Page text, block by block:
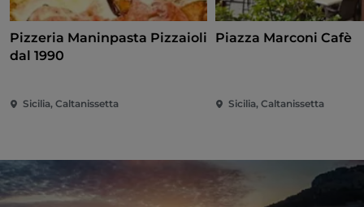
Pizzeria Maninpasta Pizzaioli
dal 1990
Sicilia, Caltanissetta
Piazza Marconi Cafè
Sicilia, Caltanissetta